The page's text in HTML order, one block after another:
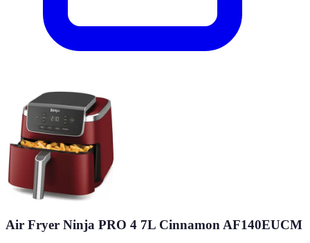
Air Fryer Ninja PRO 4 7L Cinnamon AF140EUCM